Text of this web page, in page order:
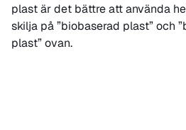
plast är det bättre att använda
skilja på ”biobaserad plast” och
plast” ovan.